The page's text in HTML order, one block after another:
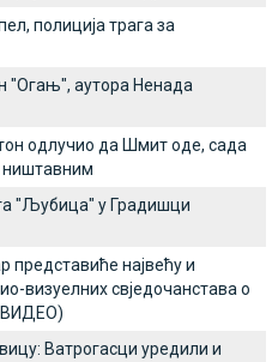
полиција трага за
"Огањ", аутора Ненада
одлучио да Шмит оде, сада
ништавним
"Љубица" у Градишци
представиће највећу и
визуелних свједочанстава о
Ватрогасци уредили и